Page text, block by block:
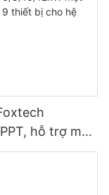
hỗ trợ mắc
quang điện.